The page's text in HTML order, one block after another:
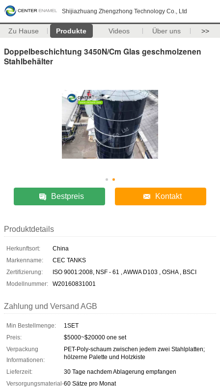
Shijiazhuang Zhengzhong Technology Co., Ltd
Zu Hause Produkte Videos Über uns >>
Doppelbeschichtung 3450N/Cm Glas geschmolzenen
Stahlbehälter
Bestpreis Kontakt
Produktdetails
Herkunftsort:
China
Markenname:
CEC TANKS
Zertifizierung:
ISO 9001:2008, NSF - 61 , AWWA D103 , OSHA , BSCI
Modellnummer:
W20160831001
Zahlung und Versand AGB
Min Bestellmenge:
1SET
Preis:
$5000~$20000 one set
Verpackung
Informationen:
PET-Poly-schaum zwischen jedem zwei Stahlplatten;
hölzerne Palette und Holzkiste
Lieferzeit:
30 Tage nachdem Ablagerung empfangen
Versorgungsmaterial-60 Sätze pro Monat